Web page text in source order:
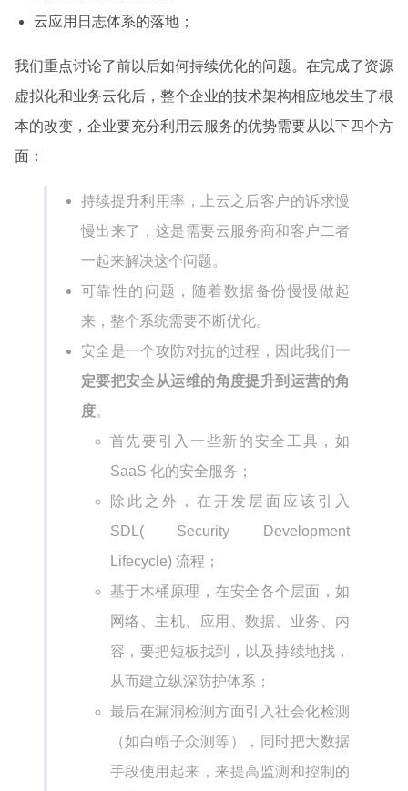
云应用日志体系的落地；
我们重点讨论了前以后如何持续优化的问题。在完成了资源
虚拟化和业务云化后，整个企业的技术架构相应地发生了根
本的改变，企业要充分利用云服务的优势需要从以下四个方
面：
持续提升利用率，上云之后客户的诉求慢
慢出来了，这是需要云服务商和客户二者
一起来解决这个问题。
可靠性的问题，随着数据备份慢慢做起
来，整个系统需要不断优化。
安全是一个攻防对抗的过程，因此我们一
定要把安全从运维的角度提升到运营的角
度。
首先要引入一些新的安全工具，如
SaaS 化的安全服务；
除此之外，在开发层面应该引入
SDL( Security Development
Lifecycle) 流程；
基于木桶原理，在安全各个层面，如
网络、主机、应用、数据、业务、内
容，要把短板找到，以及持续地找，
从而建立纵深防护体系；
最后在漏洞检测方面引入社会化检测
（如白帽子众测等），同时把大数据
手段使用起来，来提高监测和控制的